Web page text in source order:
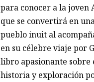
para conocer a la
que se convertirá en
pueblo inuit al
en su célebre viaje por
libro apasionante sobre
historia y exploración